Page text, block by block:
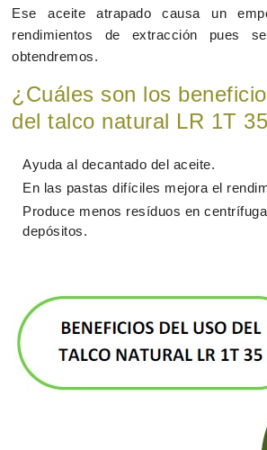
Ese aceite atrapado causa un
rendimientos de extracción pues
obtendremos.
¿Cuáles son los
del talco natural LR 1T
Ayuda al decantado del aceite.
En las pastas difíciles mejora el
Produce menos resíduos en
depósitos.